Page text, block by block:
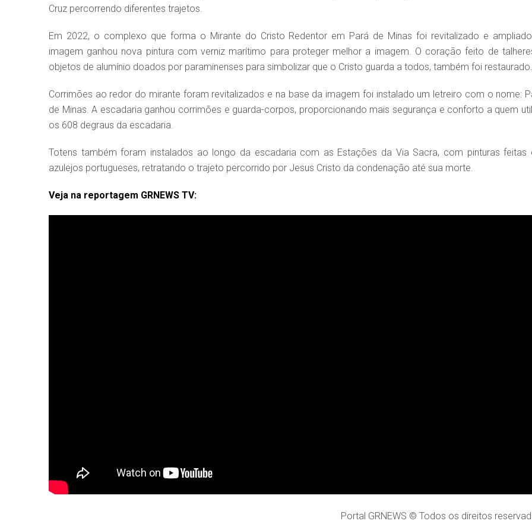
Cruz percorrendo diferentes trajetos.
Em 2022, o complexo que forma o Mirante do Cristo Redentor em Pará de Minas foi revitalizado e
imagem ganhou nova pintura com verniz marítimo para proteger melhor a imagem. O coração feito de
objetos de alumínio doados por paraminenses para simbolizar que o Cristo guarda a todos, também foi restaurado.
Corrimões ao redor do mirante foram revitalizados e na base da imagem foi instalado um letreiro com o nome:
de Minas. A escadaria ganhou corrimões e guarda-corpos, proporcionando mais segurança e conforto a quem
os 608 degraus da escadaria.
Totens também foram instalados ao longo da escadaria com as Estações da Via Sacra, com pinturas feitas
azulejos portugueses, retratando o trajeto percorrido por Jesus Cristo da condenação até sua morte.
Veja na reportagem GRNEWS TV:
Portal GRNEWS © Todos os direitos